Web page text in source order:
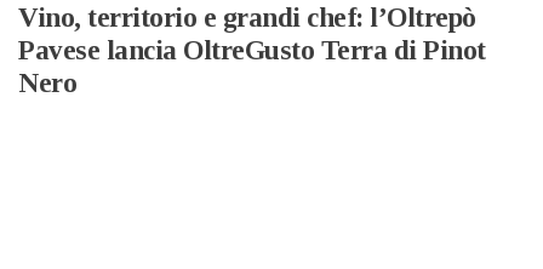
Vino, territorio e grandi chef: l’Oltrepò
Pavese lancia OltreGusto Terra di Pinot
Nero